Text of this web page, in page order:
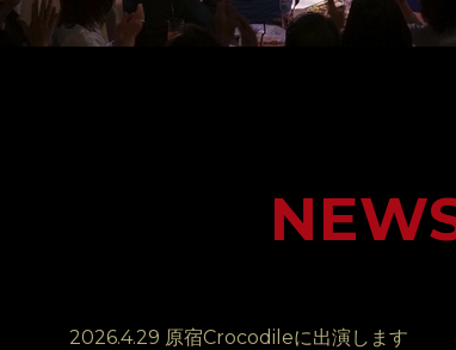
2026.4.29 原宿Crocodileに出演します